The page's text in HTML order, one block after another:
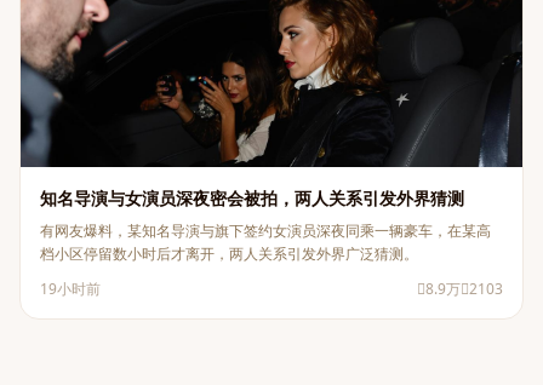
知名导演与女演员深夜密会被拍，两人关系引发外界猜测
有网友爆料，某知名导演与旗下签约女演员深夜同乘一辆豪车，在某高
档小区停留数小时后才离开，两人关系引发外界广泛猜测。
19小时前
8.9万 2103